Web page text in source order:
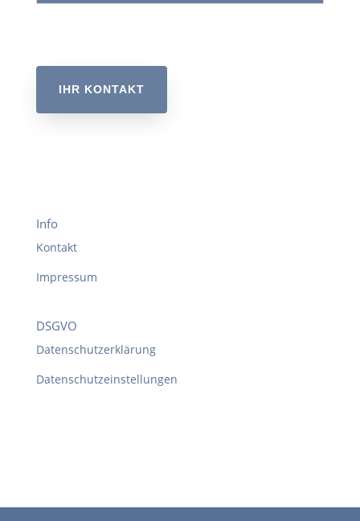
IHR KONTAKT
Info
Kontakt
Impressum
DSGVO
Datenschutzerklärung
Datenschutzeinstellungen